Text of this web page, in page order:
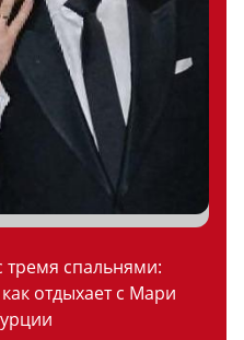
тремя спальнями:
отдыхает с Мари